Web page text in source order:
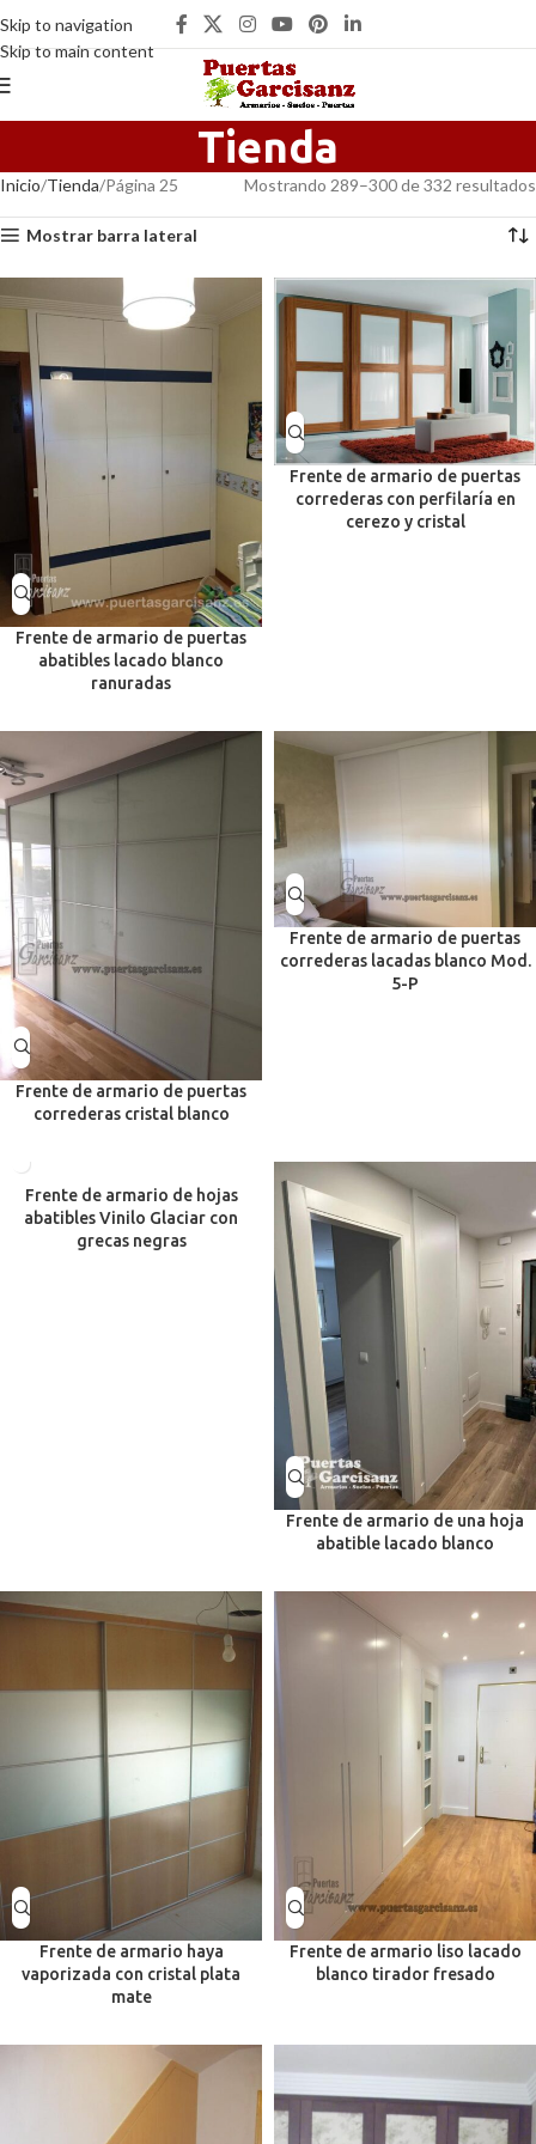
Skip to navigation
Skip to main content
Tienda
Inicio Tienda Página 25 Mostrando 289–300 de 332 resultados
Mostrar barra lateral
Frente de armario de puertas
abatibles lacado blanco
ranuradas
Frente de armario de puertas
correderas con perfilaría en
cerezo y cristal
Frente de armario de puertas
correderas cristal blanco
Frente de armario de puertas
correderas lacadas blanco Mod.
5-P
Frente de armario de hojas
abatibles Vinilo Glaciar con
grecas negras
Frente de armario de una hoja
abatible lacado blanco
Frente de armario haya
vaporizada con cristal plata
mate
Frente de armario liso lacado
blanco tirador fresado